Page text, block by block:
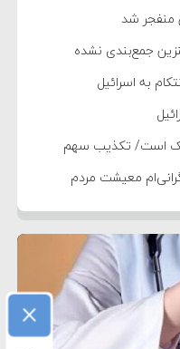
منفجر شد
جمع‌بندی نشده
به اسرائیل
است/ تکذیب سهم
معیشت مردم
پیش می‌رود
در لبنان به اتهام
عمان
رئیس‌جمهور
و ایران هنوز نهایی
×